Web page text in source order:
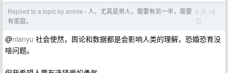
Replied to a topic by anmie › 人，尤其是男人，需要有另一半，需要
有家庭。
5 月 18
日
@nianyu 社会使然，舆论和数据都是会影响人类的理解，恐婚恐育没
啥问题。